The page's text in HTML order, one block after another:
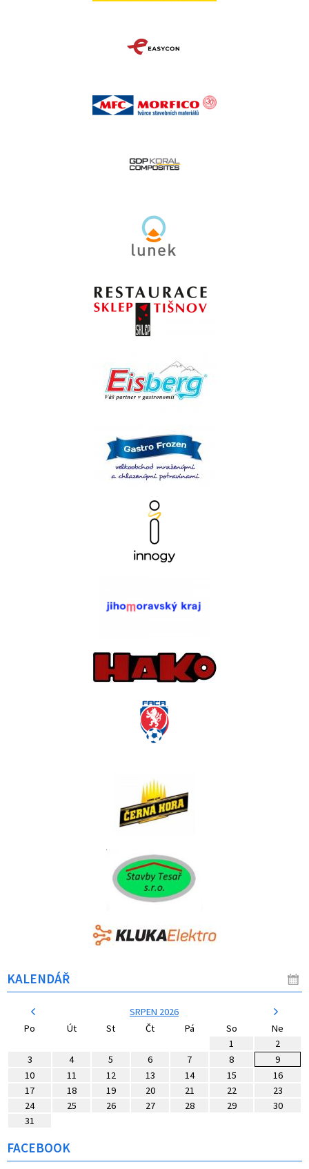
KALENDÁŘ
SRPEN 2026
Po
Út St Čt Pá So
Ne
1
2
3
4 5 6 7 8
9
10
11 12 13 14 15
16
17
18 19 20 21 22
23
24
25 26 27 28 29
30
31
FACEBOOK